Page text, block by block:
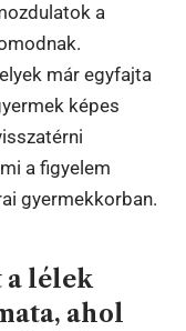
a
már egyfajta
képes
a figyelem
gyermekkorban.
a lélek
ahol